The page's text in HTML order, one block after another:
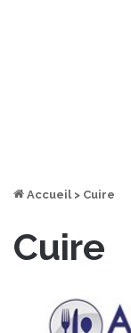
Accueil > Cuire
Cuire